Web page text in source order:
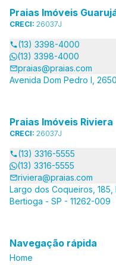
Praias Imóveis
CRECI: 26037J
(13) 3398-4000
(13) 3398-4000
praias@praias.com
Avenida Dom Pedro I,
Praias Imóveis Riviera
CRECI: 26037J
(13) 3316-5555
(13) 3316-5555
riviera@praias.com
Largo dos Coqueiros, 185,
Bertioga - SP - 11262-009
Navegação rápida
Home